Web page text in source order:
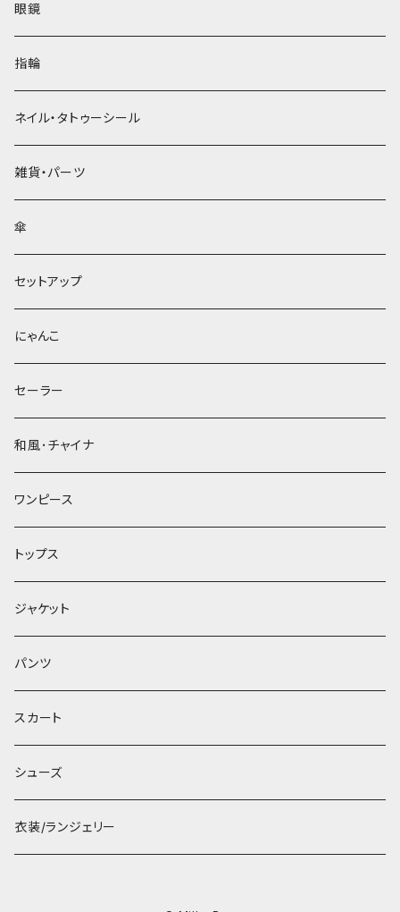
眼鏡
指輪
ネイル・タトゥーシール
雑貨・パーツ
傘
セットアップ
にゃんこ
セーラー
和風･チャイナ
ワンピース
トップス
ジャケット
パンツ
スカート
シューズ
衣装/ランジェリー